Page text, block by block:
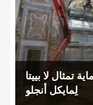
تمثال لا بييتا
لِمايكل أنجلو